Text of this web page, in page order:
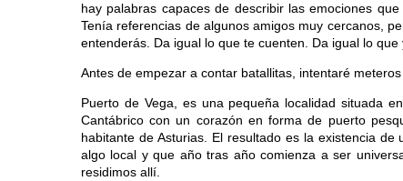
hay palabras capaces de describir las emociones
Tenía referencias de algunos amigos muy cercanos,
entenderás. Da igual lo que te cuenten. Da igual lo
Antes de empezar a contar batallitas, intentaré
Puerto de Vega, es una pequeña localidad situada
Cantábrico con un corazón en forma de puerto
habitante de Asturias. El resultado es la existencia
algo local y que año tras año comienza a ser
residimos allí.